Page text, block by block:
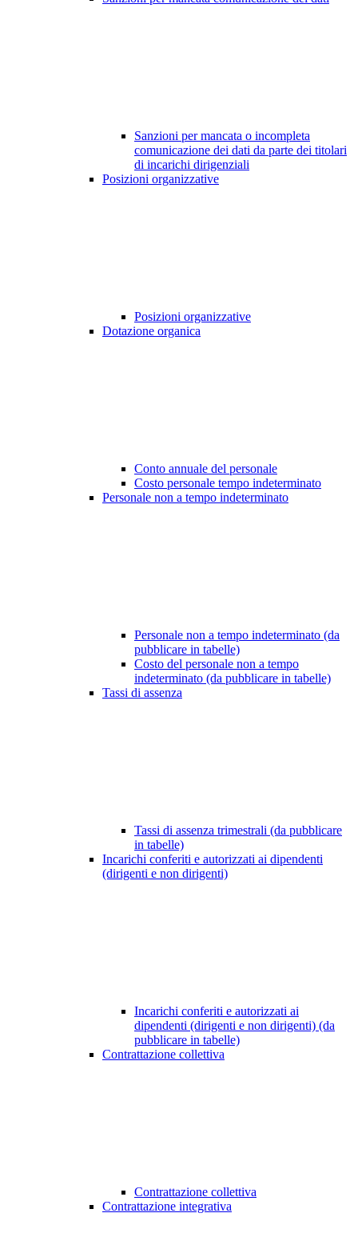
Sanzioni per mancata o incompleta
comunicazione dei dati da parte dei titolari
di incarichi dirigenziali
Posizioni organizzative
Posizioni organizzative
Dotazione organica
Conto annuale del personale
Costo personale tempo indeterminato
Personale non a tempo indeterminato
Personale non a tempo indeterminato (da
pubblicare in tabelle)
Costo del personale non a tempo
indeterminato (da pubblicare in tabelle)
Tassi di assenza
Tassi di assenza trimestrali (da pubblicare
in tabelle)
Incarichi conferiti e autorizzati ai dipendenti
(dirigenti e non dirigenti)
Incarichi conferiti e autorizzati ai
dipendenti (dirigenti e non dirigenti) (da
pubblicare in tabelle)
Contrattazione collettiva
Contrattazione collettiva
Contrattazione integrativa